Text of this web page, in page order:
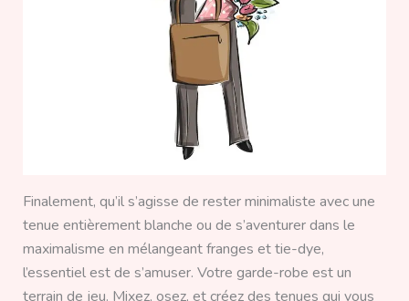
Finalement, qu’il s’agisse de rester minimaliste avec une
tenue entièrement blanche ou de s’aventurer dans le
maximalisme en mélangeant franges et tie-dye,
l’essentiel est de s’amuser. Votre garde-robe est un
terrain de jeu. Mixez, osez, et créez des tenues qui vous